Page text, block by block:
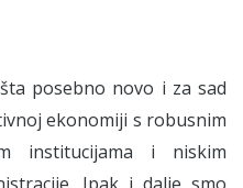
posebno novo i za sad
ekonomiji s robusnim
institucijama i niskim